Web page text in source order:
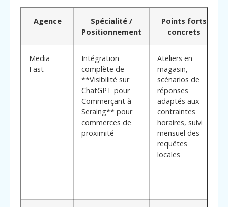
Agence
Spécialité /
Positionnement
Points forts
concrets
Media
Fast
Intégration
complète de
**Visibilité sur
ChatGPT pour
Commerçant à
Seraing** pour
commerces de
proximité
Ateliers en
magasin,
scénarios de
réponses
adaptés aux
contraintes
horaires, suivi
mensuel des
requêtes
locales